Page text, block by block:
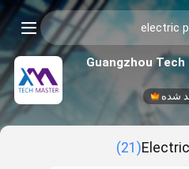
Guangzhou
شده
(21)